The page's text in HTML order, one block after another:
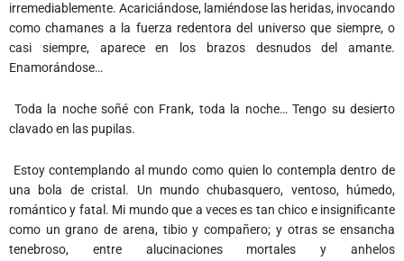
irremediablemente. Acariciándose, lamiéndose las heridas, invocando
como chamanes a la fuerza redentora del universo que siempre, o
casi siempre, aparece en los brazos desnudos del amante.
Enamorándose…
Toda la noche soñé con Frank, toda la noche… Tengo su desierto
clavado en las pupilas.
Estoy contemplando al mundo como quien lo contempla dentro de
una bola de cristal. Un mundo chubasquero, ventoso, húmedo,
romántico y fatal. Mi mundo que a veces es tan chico e insignificante
como un grano de arena, tibio y compañero; y otras se ensancha
tenebroso, entre alucinaciones mortales y anhelos